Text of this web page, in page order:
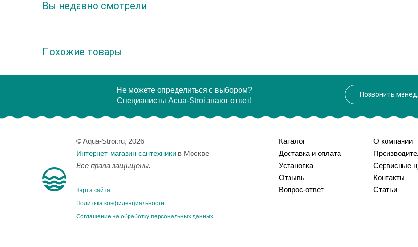
Вы недавно смотрели
Похожие товары
Не можете определиться с выбором?
Специалисты Aqua-Stroi знают ответ!
Позвонить
© Aqua-Stroi.ru, 2026
Интернет-магазин сантехники в Москве
Все права защищены.
Карта сайта
Политика конфиденциальности
Соглашение на обработку персональных данных
Каталог
Доставка и оплата
Установка
Отзывы
Вопрос-ответ
О компании
Сервисные
Контакты
Статьи